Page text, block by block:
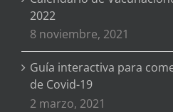
2022
8 noviembre, 2021
Guía interactiva para
de Covid-19
2 marzo, 2021